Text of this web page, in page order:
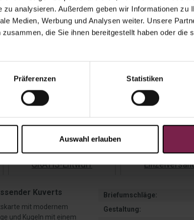
zu analysieren. Außerdem geben wir Informationen zu
Medien, Werbung und Analysen weiter. Unsere
die Sie ihnen bereitgestellt haben oder die
Präferenzen Statistiken
Auswahl erlauben
GRATIS-Entwurf
Kuverts
mit modernem
und Kugeln mit einem
Briefumschläge:
Gestaltung: